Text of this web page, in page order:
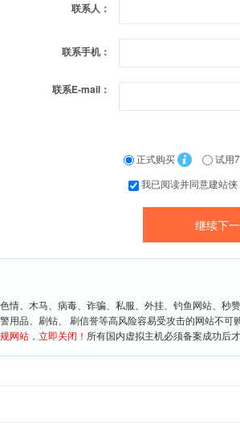
联系人：
联系手机：
联系E-mail：
正式购买 试用
我已阅读并同意建站侠
情、木马、病毒、诈骗、私服、外挂、钓鱼网站、
用品、刷钻、 刷信誉等高风险容易受攻击的网站不
网站，立即关闭！ 所有国内虚拟主机必须备案成功后